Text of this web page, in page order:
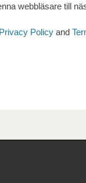
webbläsare till
Privacy Policy and